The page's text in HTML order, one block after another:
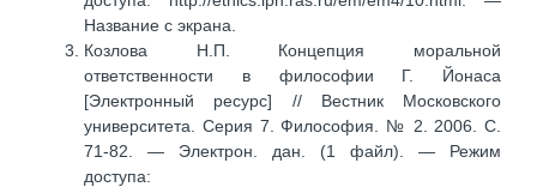
Название с экрана.
Козлова Н.П. Концепция моральной
ответственности в философии Г. Йонаса
[Электронный ресурс] // Вестник Московского
университета. Серия 7. Философия. № 2. 2006. С.
71-82. — Электрон. дан. (1 файл). — Режим
доступа: